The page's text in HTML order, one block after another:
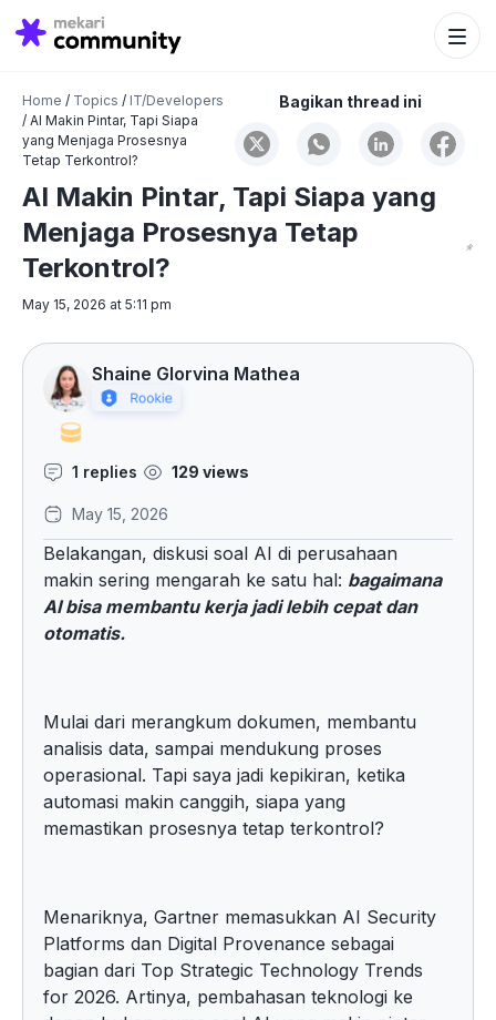
Search
for:
Search
Home / Topics / IT/Developers
/ AI Makin Pintar, Tapi Siapa
yang Menjaga Prosesnya
Tetap Terkontrol?
Bagikan thread ini
AI Makin Pintar, Tapi Siapa yang
Menjaga Prosesnya Tetap
Terkontrol?
May 15, 2026 at 5:11 pm
Shaine Glorvina Mathea
1 replies 129 views
May 15, 2026
Belakangan, diskusi soal AI di perusahaan
makin sering mengarah ke satu hal: bagaimana
AI bisa membantu kerja jadi lebih cepat dan
otomatis.
Mulai dari merangkum dokumen, membantu
analisis data, sampai mendukung proses
operasional. Tapi saya jadi kepikiran, ketika
automasi makin canggih, siapa yang
memastikan prosesnya tetap terkontrol?
Menariknya, Gartner memasukkan AI Security
Platforms dan Digital Provenance sebagai
bagian dari Top Strategic Technology Trends
for 2026. Artinya, pembahasan teknologi ke